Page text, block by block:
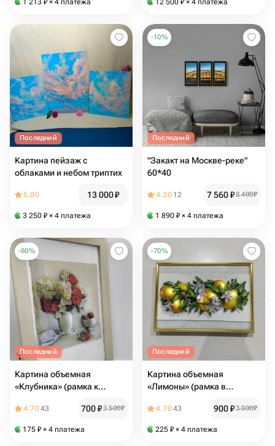
1 213 ₽ × 4 платежа 12 500 ₽ × 4 платежа
Последний
Картина пейзаж с
облаками и небом триптих
5.00 13 000₽
3 250 ₽ × 4 платежа
-10%
Последний
"Закакт на Москве-реке"
60*40
4.20 12 7 560₽8 400₽
1 890 ₽ × 4 платежа
-80%
Последний
Картина объемная
«Клубника» (рамка к
4.7043 700₽3 500₽
175 ₽ × 4 платежа
-70%
Последний
Картина объемная
«Лимоны» (рамка в
4.7043 900₽3 000₽
225 ₽ × 4 платежа